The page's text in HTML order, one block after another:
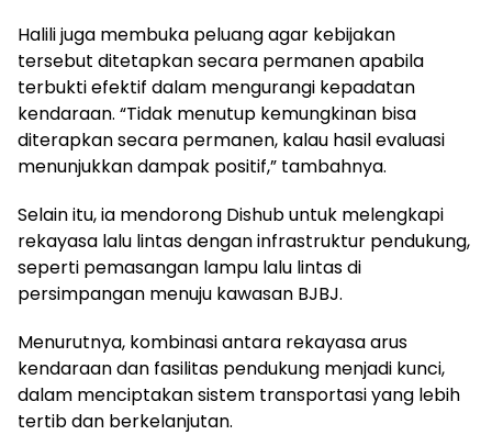
Halili juga membuka peluang agar kebijakan
tersebut ditetapkan secara permanen apabila
terbukti efektif dalam mengurangi kepadatan
kendaraan. “Tidak menutup kemungkinan bisa
diterapkan secara permanen, kalau hasil evaluasi
menunjukkan dampak positif,” tambahnya.
Selain itu, ia mendorong Dishub untuk melengkapi
rekayasa lalu lintas dengan infrastruktur pendukung,
seperti pemasangan lampu lalu lintas di
persimpangan menuju kawasan BJBJ.
Menurutnya, kombinasi antara rekayasa arus
kendaraan dan fasilitas pendukung menjadi kunci,
dalam menciptakan sistem transportasi yang lebih
tertib dan berkelanjutan.